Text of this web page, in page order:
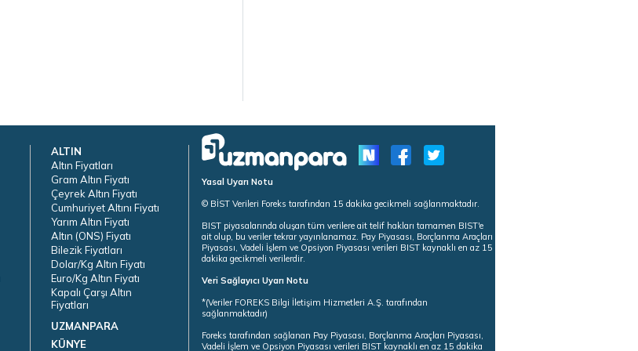
ALTIN
Altın Fiyatları
Gram Altın Fiyatı
Çeyrek Altın Fiyatı
Cumhuriyet Altını Fiyatı
Yarım Altın Fiyatı
Altın (ONS) Fiyatı
Bilezik Fiyatları
Dolar/Kg Altın Fiyatı
Euro/Kg Altın Fiyatı
Kapalı Çarşı Altın
Fiyatları
UZMANPARA
KÜNYE
Yasal Uyarı Notu
© BİST Verileri Foreks tarafından 15 dakika gecikmeli sağlanmaktadır.
BIST piyasalarında oluşan tüm verilere ait telif hakları tamamen BIST'e
ait olup, bu veriler tekrar yayınlanamaz. Pay Piyasası, Borçlanma Araçları
Piyasası, Vadeli İşlem ve Opsiyon Piyasası verileri BIST kaynaklı en az 15
dakika gecikmeli verilerdir.
Veri Sağlayıcı Uyarı Notu
*(Veriler FOREKS Bilgi İletişim Hizmetleri A.Ş. tarafından
sağlanmaktadır)
Foreks tarafından sağlanan Pay Piyasası, Borçlanma Araçları Piyasası,
Vadeli İşlem ve Opsiyon Piyasası verileri BIST kaynaklı en az 15 dakika